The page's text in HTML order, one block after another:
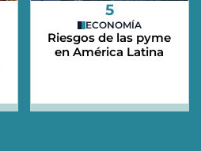
5
ECONOMÍA
Riesgos de las pyme
en América Latina